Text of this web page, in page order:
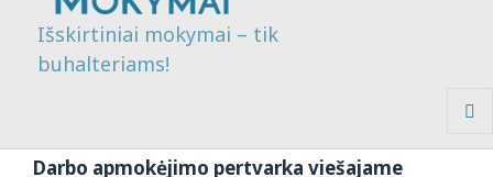
Išskirtiniai mokymai – tik
buhalteriams!
Darbo apmokėjimo pertvarka viešajame